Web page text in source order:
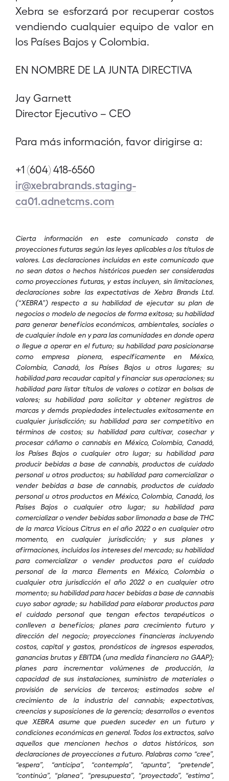
Xebra se esforzará por recuperar costos
vendiendo cualquier equipo de valor en
los Países Bajos y Colombia.
EN NOMBRE DE LA JUNTA DIRECTIVA
Jay Garnett
Director Ejecutivo – CEO
Para más información, favor dirigirse a:
+1 (604) 418-6560
ir@xebrabrands.staging-
ca01.adnetcms.com
Cierta información en este comunicado consta de
proyecciones futuras según las leyes aplicables a los títulos de
valores. Las declaraciones incluidas en este comunicado que
no sean datos o hechos históricos pueden ser consideradas
como proyecciones futuras, y estas incluyen, sin limitaciones,
declaraciones sobre las expectativas de Xebra Brands Ltd.
(“XEBRA”) respecto a su habilidad de ejecutar su plan de
negocios o modelo de negocios de forma exitosa; su habilidad
para generar beneficios económicos, ambientales, sociales o
de cualquier índole en y para las comunidades en donde opera
o llegue a operar en el futuro; su habilidad para posicionarse
como empresa pionera, específicamente en México,
Colombia, Canadá, los Países Bajos u otros lugares; su
habilidad para recaudar capital y financiar sus operaciones; su
habilidad para listar títulos de valores o cotizar en bolsas de
valores; su habilidad para solicitar y obtener registros de
marcas y demás propiedades intelectuales exitosamente en
cualquier jurisdicción; su habilidad para ser competitivo en
términos de costos; su habilidad para cultivar, cosechar y
procesar cáñamo o cannabis en México, Colombia, Canadá,
los Países Bajos o cualquier otro lugar; su habilidad para
producir bebidas a base de cannabis, productos de cuidado
personal u otros productos; su habilidad para comercializar o
vender bebidas a base de cannabis, productos de cuidado
personal u otros productos en México, Colombia, Canadá, los
Países Bajos o cualquier otro lugar; su habilidad para
comercializar o vender bebidas sabor limonada a base de THC
de la marca Vicious Citrus en el año 2022 o en cualquier otro
momento, en cualquier jurisdicción; y sus planes y
afirmaciones, incluidos los intereses del mercado; su habilidad
para comercializar o vender productos para el cuidado
personal de la marca Elements en México, Colombia o
cualquier otra jurisdicción el año 2022 o en cualquier otro
momento; su habilidad para hacer bebidas a base de cannabis
cuyo sabor agrade; su habilidad para elaborar productos para
el cuidado personal que tengan efectos terapéuticos o
conlleven a beneficios; planes para crecimiento futuro y
dirección del negocio; proyecciones financieras incluyendo
costos, capital y gastos, pronósticos de ingresos esperados,
ganancias brutas y EBITDA (una medida financiera no GAAP);
planes para incrementar volúmenes de producción, la
capacidad de sus instalaciones, suministro de materiales o
provisión de servicios de terceros; estimados sobre el
crecimiento de la industria del cannabis; expectativas,
creencias y suposiciones de la gerencia; desarrollos o eventos
que XEBRA asume que pueden suceder en un futuro y
condiciones económicas en general. Todos los extractos, salvo
aquellos que mencionen hechos o datos históricos, son
declaraciones de proyecciones a futuro. Palabras como “cree”,
“espera”, “anticipa”, “contempla”, “apunta”, “pretende”,
“continúa”, “planea”, “presupuesta”, “proyectado”, “estima”,